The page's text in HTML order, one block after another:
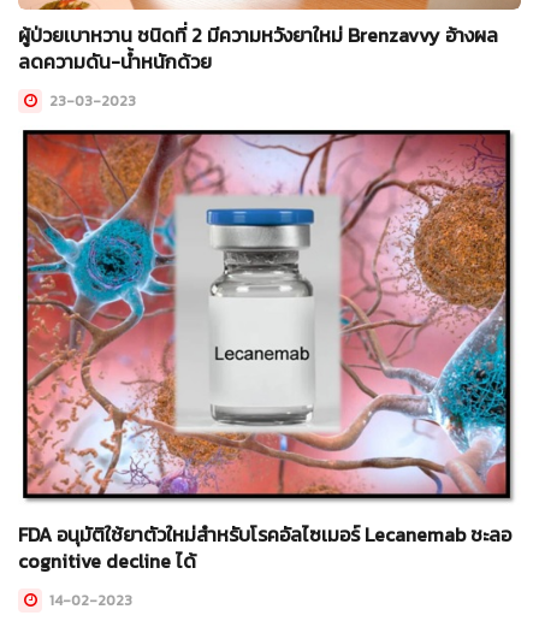
ผู้ป่วยเบาหวาน ชนิดที่ 2 มีความหวังยาใหม่ Brenzavvy อ้างผล
ลดความดัน-น้ำหนักด้วย
23-03-2023
FDA อนุมัติใช้ยาตัวใหม่สำหรับโรคอัลไซเมอร์ Lecanemab ชะลอ
cognitive decline ได้
14-02-2023